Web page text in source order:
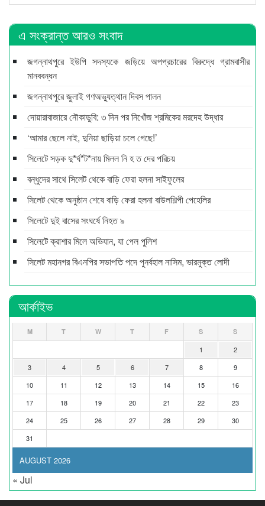
এ সংক্রান্ত আরও সংবাদ
জগন্নাথপুরে ইউপি সদস্যকে জড়িয়ে অপপ্রচারের বিরুদ্ধে গ্রামবাসীর
মানববন্ধন
জগন্নাথপুরে জুলাই গণঅভ্যুত্থান দিবস পালন
দোয়ারাবাজারে নৌকাডুবি: ৩ দিন পর নিখোঁজ শ্রমিকের মরদেহ উদ্ধার
‘আমার ছেলে নাই, দুনিয়া ছাড়িয়া চলে গেছে!’
সিলেটে সড়ক দু*র্ঘ*ট*নায় মিলল নি হ ত দের পরিচয়
বন্ধুদের সাথে সিলেট থেকে বাড়ি ফেরা হলনা সাইফুলের
সিলেট থেকে অনুষ্ঠান শেষে বাড়ি ফেরা হলনা বাউলশিল্পী পেহেলির
সিলেটে দুই বাসের সংঘর্ষে নিহত ৯
সিলেটে ক্রাশার মিলে অভিযান, যা পেল পুলিশ
সিলেট মহানগর বিএনপির সভাপতি পদে পুনর্বহাল নাসিম, ভারমুক্ত লোদী
আর্কাইভ
AUGUST 2026
M T W T F S S
1
2
3
4 5 6 7 8
9
10
11 12 13 14 15
16
17
18 19 20 21 22
23
24
25 26 27 28 29
30
31
« Jul